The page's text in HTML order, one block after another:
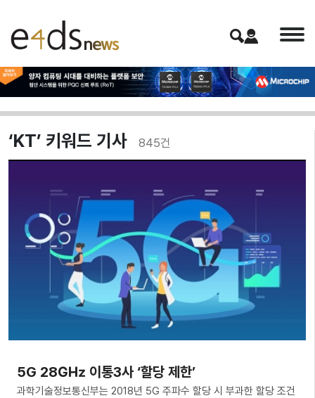
‘KT’ 키워드 기사 845건
5G 28㎓ 이통3사 ‘할당 제한’
과학기술정보통신부는 2018년 5G 주파수 할당 시 부과한 할당 조건